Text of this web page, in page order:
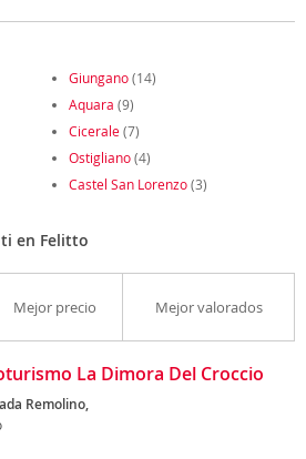
Giungano(14)
Aquara (9)
Cicerale(7)
Ostigliano(4)
Castel San Lorenzo(3)
en Felitto
Mejor precio Mejor valorados
La Dimora Del Croccio
Remolino,